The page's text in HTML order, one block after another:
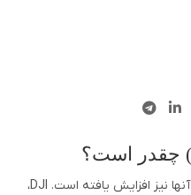
چقدر است؟
با پیشرفت روزافزون پهپادها، زمان پرواز آنها نیز افزایش یافته است. DJI،